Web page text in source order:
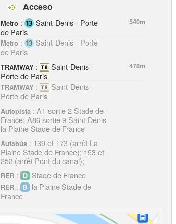
Acceso
Metro :
Saint-Denis - Porte
de Paris
540m
Metro :
Saint-Denis - Porte
de Paris
TRAMWAY :
Saint-Denis -
Porte de Paris
478m
TRAMWAY :
Saint-Denis -
Porte de Paris
Autopista : A1 sortie 2 Stade de
France; A86 sortie 9 Saint-Denis
la Plaine Stade de France
Autobús : 139 et 173 (arrêt La
Plaine Stade de France); 153 et
253 (arrêt Pont du canal);
RER : Stade de France
RER :
la Plaine Stade de
France